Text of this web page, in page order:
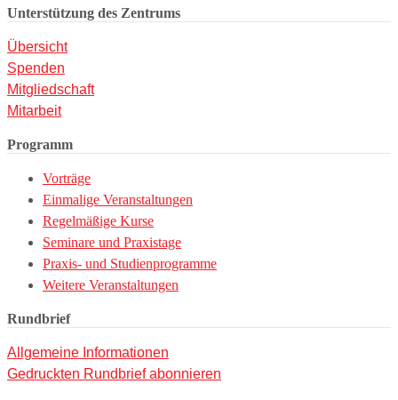
Unterstützung des Zentrums
Übersicht
Spenden
Mitgliedschaft
Mitarbeit
Programm
Vorträge
Einmalige Veranstaltungen
Regelmäßige Kurse
Seminare und Praxistage
Praxis- und Studienprogramme
Weitere Veranstaltungen
Rundbrief
Allgemeine Informationen
Gedruckten Rundbrief abonnieren